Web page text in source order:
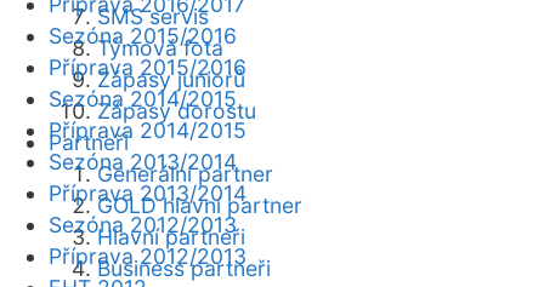
SMS servis
Týmová fota
Zápasy juniorů
Zápasy dorostu
Partneři
Generální partner
GOLD hlavní partner
Hlavní partneři
Business partneři
Sezóna 2015/2016
Příprava 2015/2016
Sezóna 2014/2015
Příprava 2014/2015
Sezóna 2013/2014
Příprava 2013/2014
Sezóna 2012/2013
Příprava 2012/2013